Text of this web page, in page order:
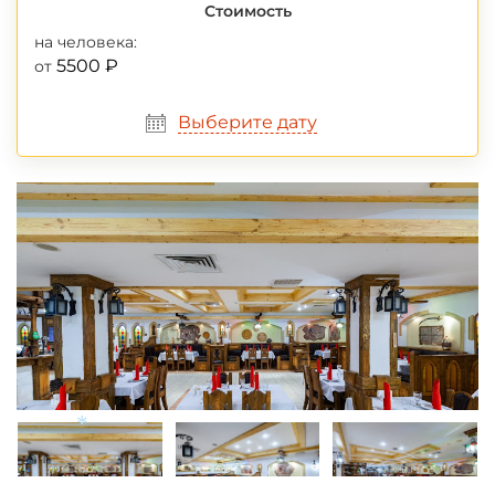
Стоимость
на человека:
от 5500 ₽
Выберите дату
*